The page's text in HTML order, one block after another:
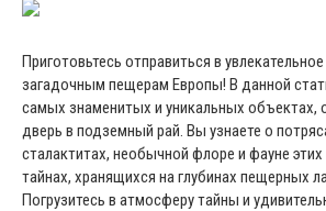
Приготовьтесь отправиться в
загадочным пещерам Европы! В данной
самых знаменитых и уникальных объектах,
дверь в подземный рай. Вы узнаете о
сталактитах, необычной флоре и фауне
тайнах, хранящихся на глубинах пещерных
Погрузитесь в атмосферу тайны и